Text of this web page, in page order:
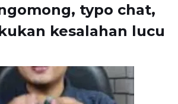
typo chat,
kesalahan lucu